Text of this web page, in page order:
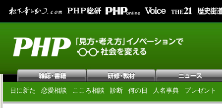
日に新た 恋愛相談 こころ相談 診断 何の日 人名事典 プレゼント